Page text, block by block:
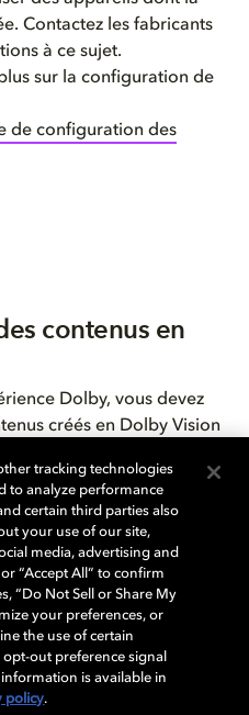
Contactez les fabricants
à ce sujet.
sur la configuration de
de configuration des
contenus en
Dolby, vous devez
créés en Dolby Vision
streaming (Apple TV,
Prime Video et
chaînes satellites telles que
Uni et Comcast aux États-
aux logos
affichés sur leurs pages de
Dolby Vision et Dolby
tracking technologies
to analyze performance
certain third parties also
your use of our site,
media, advertising and
“Accept All” to confirm
“Do Not Sell or Share My
your preferences, or
the use of certain
out preference signal
is available in
policy.